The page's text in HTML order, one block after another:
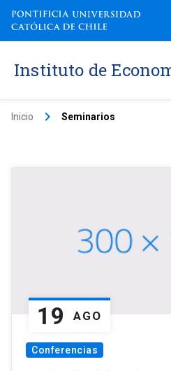
Instituto de
Inicio keyboard_arrow_right Seminarios
19 AGO
Conferencias